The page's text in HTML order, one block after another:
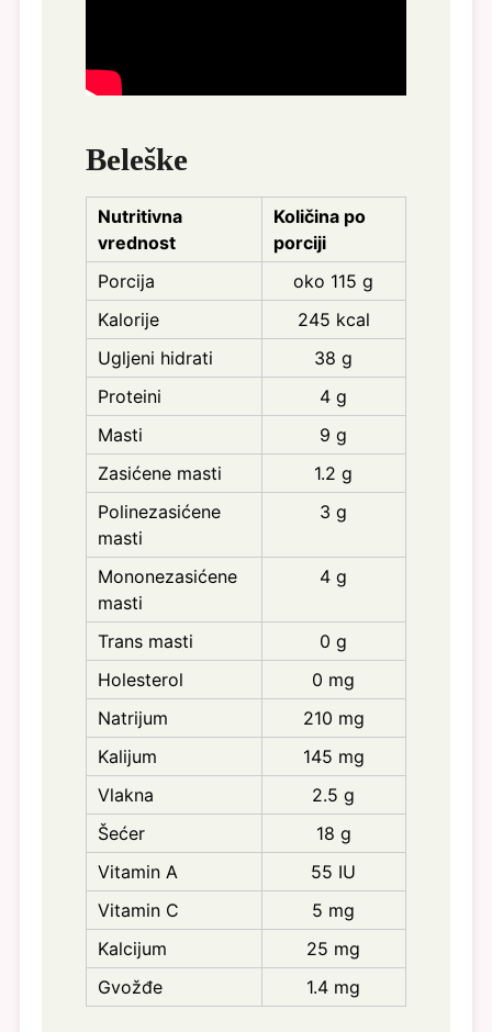
Beleške
Nutritivna
vrednost
Količina po
porciji
Porcija
oko 115 g
Kalorije
245 kcal
Ugljeni hidrati
38 g
Proteini
4 g
Masti
9 g
Zasićene masti
1.2 g
Polinezasićene
masti
3 g
Mononezasićene
masti
4 g
Trans masti
0 g
Holesterol
0 mg
Natrijum
210 mg
Kalijum
145 mg
Vlakna
2.5 g
Šećer
18 g
Vitamin A
55 IU
Vitamin C
5 mg
Kalcijum
25 mg
Gvožđe
1.4 mg